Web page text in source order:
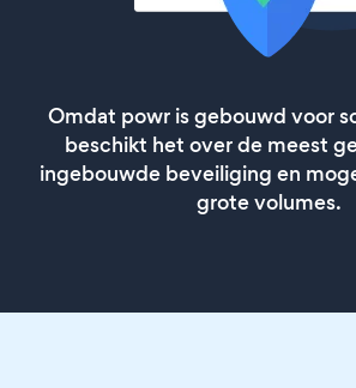
Omdat powr is gebouwd voor
beschikt het over de meest
ingebouwde beveiliging en
grote volumes.